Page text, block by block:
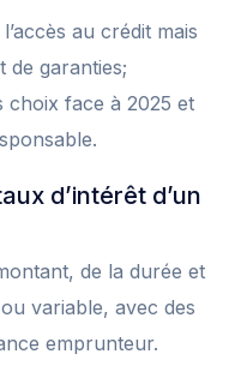
au crédit mais
de garanties;
choix face à 2025 et
d’intérêt d’un
de la durée et
variable, avec des
emprunteur.